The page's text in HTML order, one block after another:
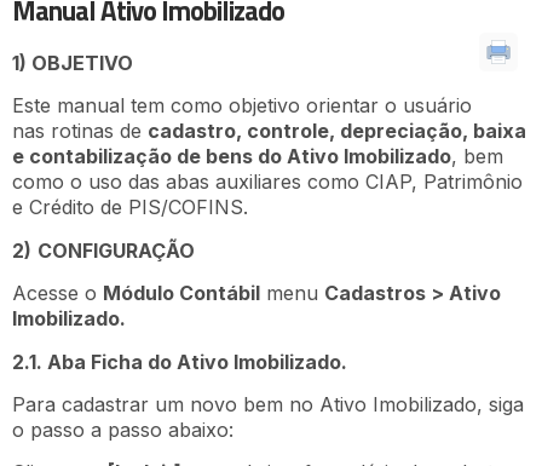
Manual Ativo Imobilizado
1) OBJETIVO
Este manual tem como objetivo orientar o usuário
nas rotinas de cadastro, controle, depreciação, baixa
e contabilização de bens do Ativo Imobilizado, bem
como o uso das abas auxiliares como CIAP, Patrimônio
e Crédito de PIS/COFINS.
2) CONFIGURAÇÃO
Acesse o Módulo Contábil menu Cadastros > Ativo
Imobilizado.
2.1. Aba Ficha do Ativo Imobilizado.
Para cadastrar um novo bem no Ativo Imobilizado, siga
o passo a passo abaixo: